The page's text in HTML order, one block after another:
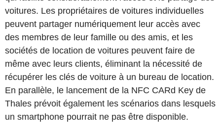
voitures. Les propriétaires de voitures individuelles
peuvent partager numériquement leur accès avec
des membres de leur famille ou des amis, et les
sociétés de location de voitures peuvent faire de
même avec leurs clients, éliminant la nécessité de
récupérer les clés de voiture à un bureau de location.
En parallèle, le lancement de la NFC CARd Key de
Thales prévoit également les scénarios dans lesquels
un smartphone pourrait ne pas être disponible.